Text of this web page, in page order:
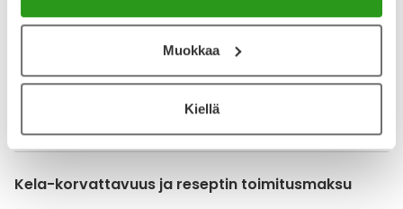
Muokkaa
Kiellä
Muistuttajan avulla pidät huolen, että tilaat tarvitsemasi
Lisää tuote muistuttajaan
Kela-korvattavuus ja reseptin toimitusmaksu